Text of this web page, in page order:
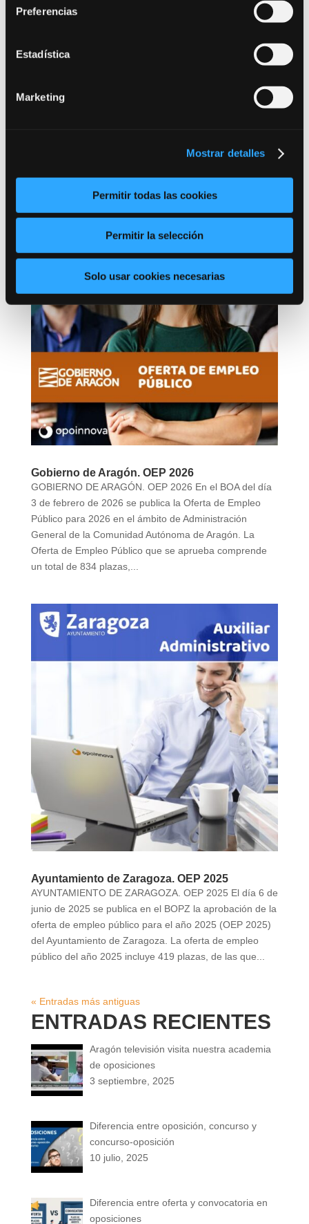
Preferencias
Estadística
Marketing
Mostrar detalles
Permitir todas las cookies
Permitir la selección
Solo usar cookies necesarias
Oferta de Empleo Público en la Diputación Provincial de
de Huesca para el año 2026, incluyendo plazas...
Gobierno de Aragón. OEP 2026
GOBIERNO DE ARAGÓN. OEP 2026 En el BOA del día
3 de febrero de 2026 se publica la Oferta de Empleo
Público para 2026 en el ámbito de Administración
General de la Comunidad Autónoma de Aragón. La
Oferta de Empleo Público que se aprueba comprende
un total de 834 plazas,...
Ayuntamiento de Zaragoza. OEP 2025
AYUNTAMIENTO DE ZARAGOZA. OEP 2025 El día 6 de
junio de 2025 se publica en el BOPZ la aprobación de la
oferta de empleo público para el año 2025 (OEP 2025)
del Ayuntamiento de Zaragoza. La oferta de empleo
público del año 2025 incluye 419 plazas, de las que...
« Entradas más antiguas
ENTRADAS RECIENTES
Aragón televisión visita nuestra academia
de oposiciones
3 septiembre, 2025
Diferencia entre oposición, concurso y
concurso-oposición
10 julio, 2025
Diferencia entre oferta y convocatoria en
oposiciones